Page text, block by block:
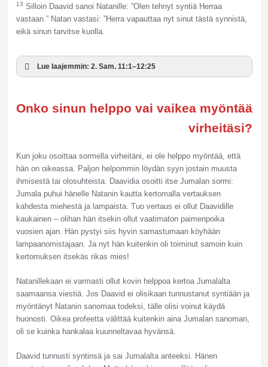
13 Silloin Daavid sanoi Natanille: ”Olen tehnyt syntiä Herraa
vastaan.” Natan vastasi: ”Herra vapauttaa nyt sinut tästä synnistä,
eikä sinun tarvitse kuolla.
Lue laajemmin: 2. Sam. 11:1–12:25
Onko sinun helppo vai vaikea myöntää
virheitäsi?
Kun joku osoittaa sormella virheitäni, ei ole helppo myöntää, että
hän on oikeassa. Paljon helpommin löydän syyn jostain muusta
ihmisestä tai olosuhteista. Daavidia osoitti itse Jumalan sormi:
Jumala puhui hänelle Natanin kautta kertomalla vertauksen
kahdesta miehestä ja lampaista. Tuo vertaus ei ollut Daavidille
kaukainen – olihan hän itsekin ollut vaatimaton paimenpoika
vuosien ajan. Hän pystyi siis hyvin samastumaan köyhään
lampaanomistajaan. Ja nyt hän kuitenkin oli toiminut samoin kuin
kertomuksen itsekäs rikas mies!
Natanillekaan ei varmasti ollut kovin helppoa kertoa Jumalalta
saamaansa viestiä. Jos Daavid ei olisikaan tunnustanut syntiään ja
myöntänyt Natanin sanomaa todeksi, tälle olisi voinut käydä
huonosti. Oikea profeetta välittää kuitenkin aina Jumalan sanoman,
oli se kuinka hankalaa kuunneltavaa hyvänsä.
Daavid tunnusti syntinsä ja sai Jumalalta anteeksi. Hänen